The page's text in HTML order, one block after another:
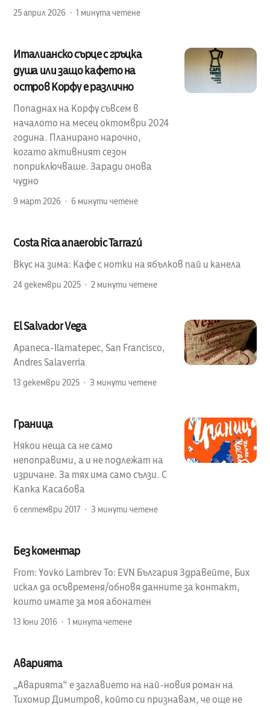
25 април 2026 1 минута четене
Италианско сърце с гръцка
душа или защо кафето на
остров Корфу е различно
Попаднах на Корфу съвсем в
началото на месец октомври 2024
година. Планирано нарочно,
когато активният сезон
поприключваше. Заради онова
чудно
9 март 2026 6 минути четене
Costa Rica anaerobic Tarrazú
Вкус на зима: Кафе с нотки на ябълков пай и канела
24 декември 2025 2 минути четене
El Salvador Vega
Apaneca-Ilamatepec, San Francisco,
Andres Salaverria
13 декември 2025 3 минути четене
Граница
Някои неща са не само
непоправими, а и не подлежат на
изричане. За тях има само сълзи. С
Капка Касабова
6 септември 2017 3 минути четене
Без коментар
From: Yovko Lambrev To: EVN България Здравейте, Бих
искал да осъвременя/обновя данните за контакт,
които имате за моя абонатен
13 юни 2016 1 минута четене
Аварията
„Аварията“ е заглавието на най-новия роман на
Тихомир Димитров, който си признавам, че още не